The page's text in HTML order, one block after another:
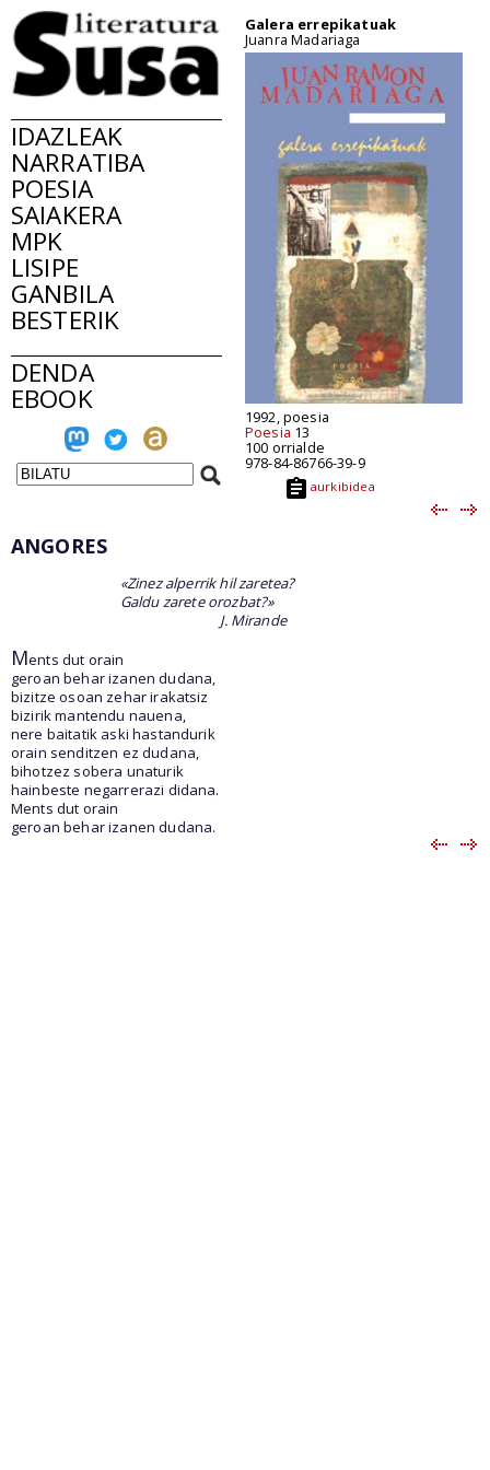
IDAZLEAK
NARRATIBA
POESIA
SAIAKERA
MPK
LISIPE
GANBILA
BESTERIK
DENDA
EBOOK
Galera errepikatuak
Juanra Madariaga
1992, poesia
Poesia 13
100 orrialde
978-84-86766-39-9
aurkibidea
ANGORES
«Zinez alperrik hil zaretea?
Galdu zarete orozbat?»
J. Mirande
Ments dut orain
geroan behar izanen dudana,
bizitze osoan zehar irakatsiz
bizirik mantendu nauena,
nere baitatik aski hastandurik
orain senditzen ez dudana,
bihotzez sobera unaturik
hainbeste negarrerazi didana.
Ments dut orain
geroan behar izanen dudana.